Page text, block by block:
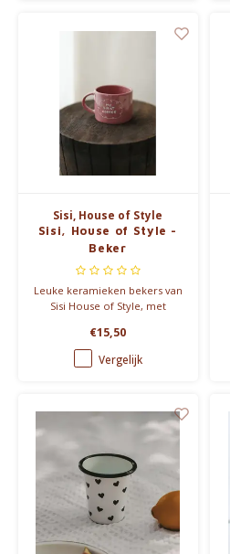
Sisi, House of Style
Sisi, House of Style -
Beker
Leuke keramieken bekers van
Sisi House of Style, met
verschillende kleuren.
Vaatwasserbestendig en ideaal
als cadeau of om te mixen en
€15,50
Vergelijk